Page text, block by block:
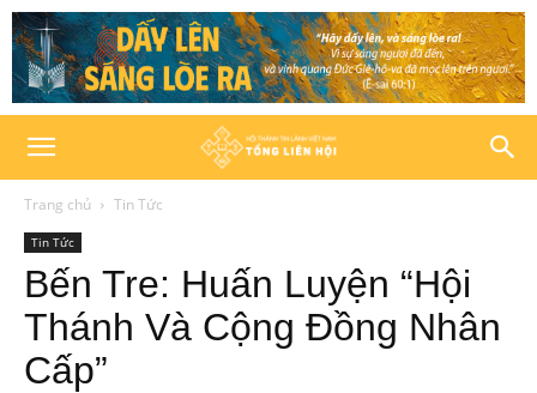
Trang chủ Tin Tức
Tin Tức
Bến Tre: Huấn Luyện “Hội
Thánh Và Cộng Đồng Nhân
Cấp”